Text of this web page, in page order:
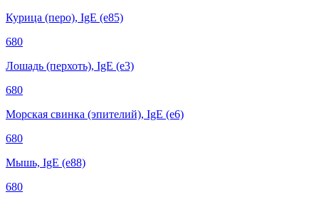
Курица (перо), IgE (е85)
680
Лошадь (перхоть), IgE (е3)
680
Морская свинка (эпителий), IgE (е6)
680
Мышь, IgE (е88)
680